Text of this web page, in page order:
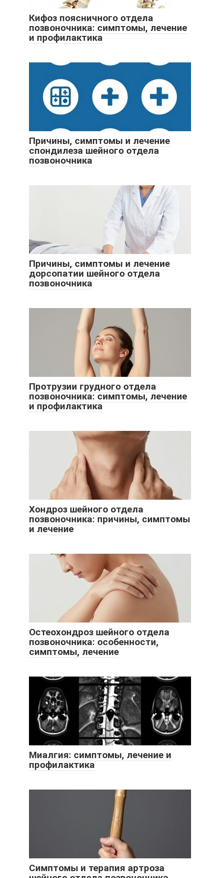
Кифоз поясничного отдела
позвоночника: симптомы, лечение
и профилактика
Причины, симптомы и лечение
спондилеза шейного отдела
позвоночника
Причины, симптомы и лечение
дорсопатии шейного отдела
позвоночника
Протрузии грудного отдела
позвоночника: симптомы, лечение
и профилактика
Хондроз шейного отдела
позвоночника: причины, симптомы
и лечение
Остеохондроз шейного отдела
позвоночника: особенности,
симптомы, лечение
Миалгия: симптомы, лечение и
профилактика
Симптомы и терапия артроза